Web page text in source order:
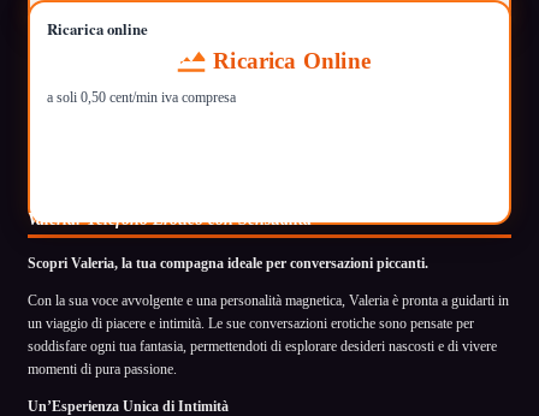
Ricarica online
Ricarica Online
a soli 0,50 cent/min iva compresa
Valeria: Telefono Erotico con Sensualità
Scopri Valeria, la tua compagna ideale per conversazioni piccanti.
Con la sua voce avvolgente e una personalità magnetica, Valeria è pronta a guidarti in
un viaggio di piacere e intimità. Le sue conversazioni erotiche sono pensate per
soddisfare ogni tua fantasia, permettendoti di esplorare desideri nascosti e di vivere
momenti di pura passione.
Un’Esperienza Unica di Intimità